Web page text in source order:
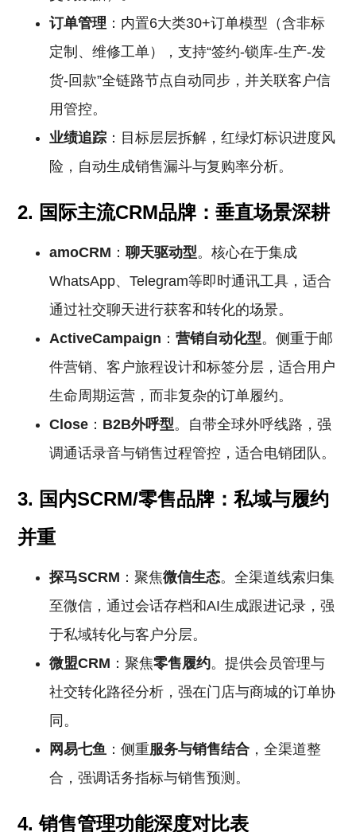
订单管理 ：内置6大类30+订单模型（含非标
定制、维修工单），支持“签约-锁库-生产-发
货-回款”全链路节点自动同步，并关联客户信
用管控。
业绩追踪 ：目标层层拆解，红绿灯标识进度风
险，自动生成销售漏斗与复购率分析。
2. 国际主流CRM品牌：垂直场景深耕
amoCRM ：聊天驱动型。核心在于集成
WhatsApp、Telegram等即时通讯工具，适合
通过社交聊天进行获客和转化的场景。
ActiveCampaign ：营销自动化型。侧重于邮
件营销、客户旅程设计和标签分层，适合用户
生命周期运营，而非复杂的订单履约。
Close ： B2B外呼型。自带全球外呼线路，强
调通话录音与销售过程管控，适合电销团队。
3. 国内SCRM/零售品牌：私域与履约
并重
探马SCRM ：聚焦微信生态。全渠道线索归集
至微信，通过会话存档和AI生成跟进记录，强
于私域转化与客户分层。
微盟CRM ：聚焦零售履约。提供会员管理与
社交转化路径分析，强在门店与商城的订单协
同。
网易七鱼 ：侧重服务与销售结合 ，全渠道整
合，强调话务指标与销售预测。
4. 销售管理功能深度对比表